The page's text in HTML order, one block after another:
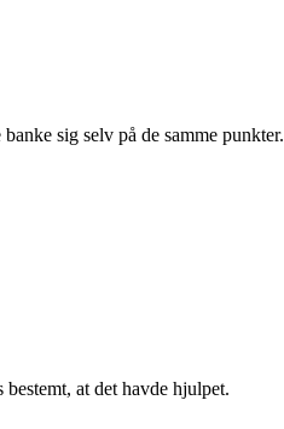
sig selv på de samme punkter.
at det havde hjulpet.